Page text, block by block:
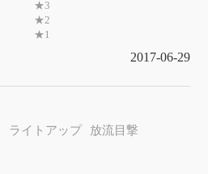
2017-06-29
ライトアップ 放流目撃